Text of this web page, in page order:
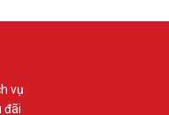
vụ
đãi